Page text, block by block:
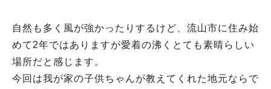
自然も多く風が強かったりするけど、流山市に住み始
めて2年ではありますが愛着の沸くとても素晴らしい
場所だと感じます。
今回は我が家の子供ちゃんが教えてくれた地元ならで